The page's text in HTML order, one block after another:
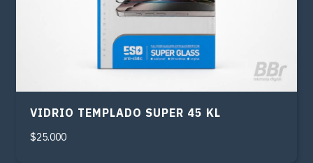
VIDRIO TEMPLADO SUPER 45 KL
$25.000